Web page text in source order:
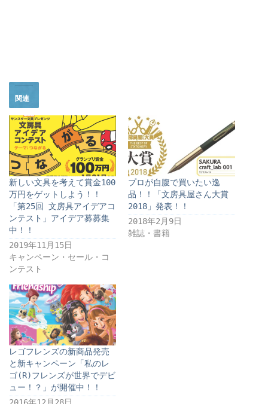
関連
新しい文具を考えて賞金100
万円をゲットしよう！！
「第25回 文房具アイデアコ
ンテスト」アイデア募募集
中！！
2019年11月15日
キャンペーン・セール・コ
ンテスト
プロが自腹で買いたい逸
品！！「文房具屋さん大賞
2018」発表！！
2018年2月9日
雑誌・書籍
レゴフレンズの新商品発売
と新キャンペーン「私のレ
ゴ(R)フレンズが世界でデビ
ュー！？」が開催中！！